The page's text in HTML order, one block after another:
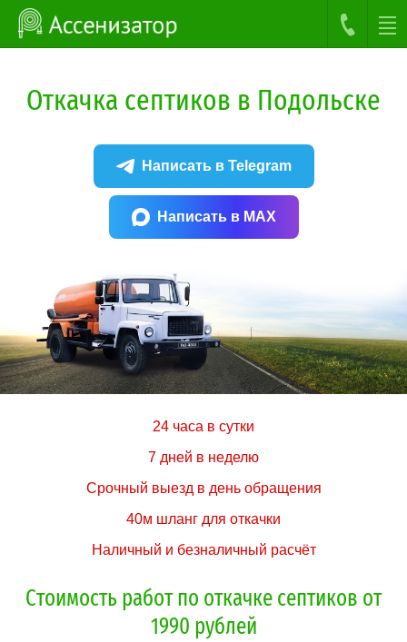
Откачка септиков в Подольске
Написать в Telegram
Написать в MAX
24 часа в сутки
7 дней в неделю
Срочный выезд в день обращения
40м шланг для откачки
Наличный и безналичный расчёт
Стоимость работ по откачке септиков от
1990 рублей